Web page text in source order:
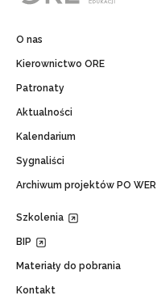
O nas
Kierownictwo ORE
Patronaty
Aktualności
Kalendarium
Sygnaliści
Archiwum projektów PO WER
Szkolenia
BIP
Materiały do pobrania
Kontakt